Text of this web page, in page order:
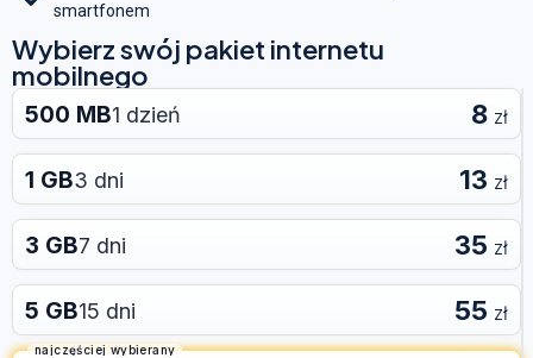
smartfonem
Wybierz swój pakiet internetu
mobilnego
500 MB1 dzień 8 zł
1 GB3 dni 13 zł
3 GB7 dni 35 zł
5 GB15 dni 55 zł
najczęściej wybierany